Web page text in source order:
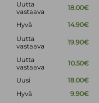
Uutta
vastaava
18.00€
Hyvä
14.90€
Uutta
vastaava
19.90€
Uutta
vastaava
10.50€
Uusi
18.00€
Hyvä
9.90€